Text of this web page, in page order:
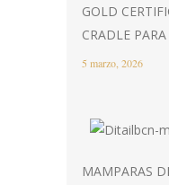
GOLD
CRADLE
5 marzo, 2026
MAMPARAS